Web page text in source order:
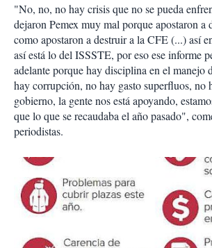
"No, no, no hay crisis que no se pueda
dejaron Pemex muy mal porque apostaron a
como apostaron a destruir a la CFE (...) así
así está lo del ISSSTE, por eso ese informe
adelante porque hay disciplina en el manejo
hay corrupción, no hay gasto superfluos, no
gobierno, la gente nos está apoyando,
que lo que se recaudaba el año pasado",
periodistas.